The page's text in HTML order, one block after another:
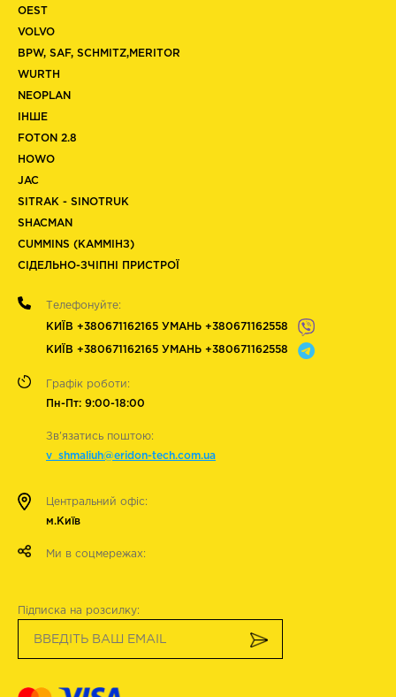
OEST
VOLVO
BPW, SAF, SCHMITZ,MERITOR
WURTH
NEOPLAN
ІНШЕ
FOTON 2.8
HOWO
JAC
SITRAK - SINOTRUK
SHACMAN
CUMMINS (КАММІНЗ)
СІДЕЛЬНО-ЗЧІПНІ ПРИСТРОЇ
Телефонуйте:
КИЇВ +380671162165 УМАНЬ +380671162558
КИЇВ +380671162165 УМАНЬ +380671162558
Графік роботи:
Пн-Пт: 9:00-18:00
Зв'язатись поштою:
v_shmaliuh@eridon-tech.com.ua
Центральний офіс:
м.Київ
Ми в соцмережах:
Підписка на розсилку: